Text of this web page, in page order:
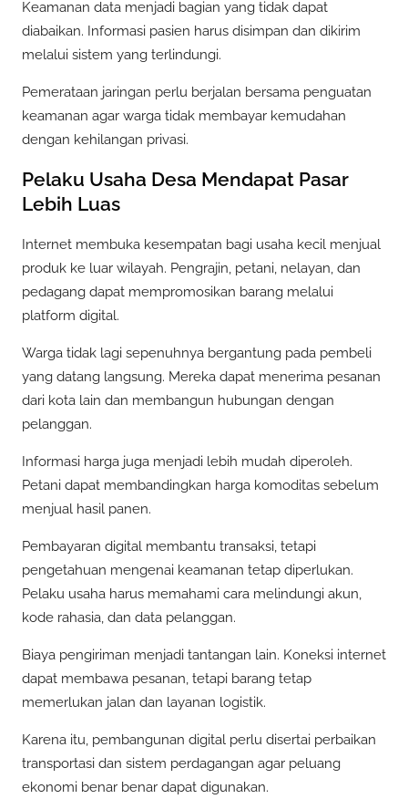
Keamanan data menjadi bagian yang tidak dapat
diabaikan. Informasi pasien harus disimpan dan dikirim
melalui sistem yang terlindungi.
Pemerataan jaringan perlu berjalan bersama penguatan
keamanan agar warga tidak membayar kemudahan
dengan kehilangan privasi.
Pelaku Usaha Desa Mendapat Pasar
Lebih Luas
Internet membuka kesempatan bagi usaha kecil menjual
produk ke luar wilayah. Pengrajin, petani, nelayan, dan
pedagang dapat mempromosikan barang melalui
platform digital.
Warga tidak lagi sepenuhnya bergantung pada pembeli
yang datang langsung. Mereka dapat menerima pesanan
dari kota lain dan membangun hubungan dengan
pelanggan.
Informasi harga juga menjadi lebih mudah diperoleh.
Petani dapat membandingkan harga komoditas sebelum
menjual hasil panen.
Pembayaran digital membantu transaksi, tetapi
pengetahuan mengenai keamanan tetap diperlukan.
Pelaku usaha harus memahami cara melindungi akun,
kode rahasia, dan data pelanggan.
Biaya pengiriman menjadi tantangan lain. Koneksi internet
dapat membawa pesanan, tetapi barang tetap
memerlukan jalan dan layanan logistik.
Karena itu, pembangunan digital perlu disertai perbaikan
transportasi dan sistem perdagangan agar peluang
ekonomi benar benar dapat digunakan.